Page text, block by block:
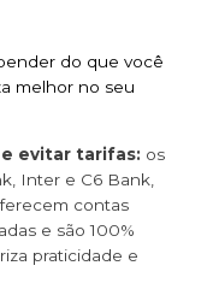
do que você
melhor no seu
evitar tarifas: os
Inter e C6 Bank,
contas
e são 100%
praticidade e